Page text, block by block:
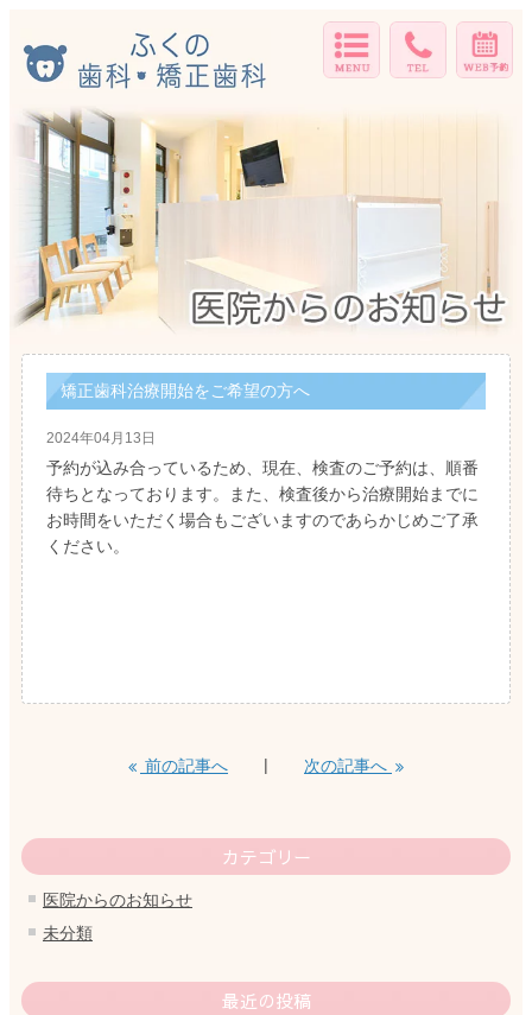
矯正歯科治療開始をご希望の方へ
2024年04月13日
予約が込み合っているため、現在、検査のご予約は、順番
待ちとなっております。また、検査後から治療開始までに
お時間をいただく場合もございますのであらかじめご了承
ください。
前の記事へ 次の記事へ
カテゴリー
医院からのお知らせ
未分類
最近の投稿